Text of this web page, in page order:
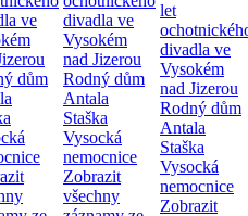
ve
dům
divadla ve
Vysokém
nad Jizerou
Rodný dům
Antala
Staška
Vysocká
nemocnice
Zobrazit
všechny
let
divadla ve
Vysokém
nad Jizerou
Rodný dům
Antala
Staška
Vysocká
nemocnice
Zobrazit